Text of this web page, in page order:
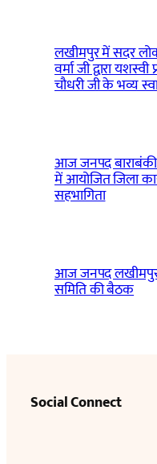
लखीमपुर में सदर
वर्मा जी द्वारा
चौधरी जी के भव्य
आज जनपद बाराबंकी
में आयोजित जिला
सहभागिता
आज जनपद लखीमपुर
समिति की बैठक
Social Connect